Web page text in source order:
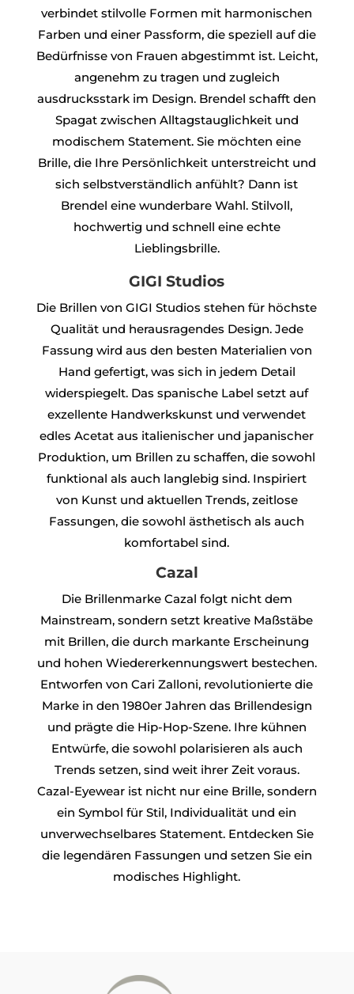
verbindet stilvolle Formen mit harmonischen
Farben und einer Passform, die speziell auf die
Bedürfnisse von Frauen abgestimmt ist. Leicht,
angenehm zu tragen und zugleich
ausdrucksstark im Design. Brendel schafft den
Spagat zwischen Alltagstauglichkeit und
modischem Statement. Sie möchten eine
Brille, die Ihre Persönlichkeit unterstreicht und
sich selbstverständlich anfühlt? Dann ist
Brendel eine wunderbare Wahl. Stilvoll,
hochwertig und schnell eine echte
Lieblingsbrille.
GIGI Studios
Die Brillen von GIGI Studios stehen für höchste
Qualität und herausragendes Design. Jede
Fassung wird aus den besten Materialien von
Hand gefertigt, was sich in jedem Detail
widerspiegelt. Das spanische Label setzt auf
exzellente Handwerkskunst und verwendet
edles Acetat aus italienischer und japanischer
Produktion, um Brillen zu schaffen, die sowohl
funktional als auch langlebig sind. Inspiriert
von Kunst und aktuellen Trends, zeitlose
Fassungen, die sowohl ästhetisch als auch
komfortabel sind.
Cazal
Die Brillenmarke Cazal folgt nicht dem
Mainstream, sondern setzt kreative Maßstäbe
mit Brillen, die durch markante Erscheinung
und hohen Wiedererkennungswert bestechen.
Entworfen von Cari Zalloni, revolutionierte die
Marke in den 1980er Jahren das Brillendesign
und prägte die Hip-Hop-Szene. Ihre kühnen
Entwürfe, die sowohl polarisieren als auch
Trends setzen, sind weit ihrer Zeit voraus.
Cazal-Eyewear ist nicht nur eine Brille, sondern
ein Symbol für Stil, Individualität und ein
unverwechselbares Statement. Entdecken Sie
die legendären Fassungen und setzen Sie ein
modisches Highlight.